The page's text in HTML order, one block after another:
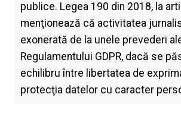
publice. Legea 190 din 2018, la
menţionează că activitatea
exonerată de la unele prevederi
Regulamentului GDPR, dacă se
echilibru între libertatea de
protecţia datelor cu caracter